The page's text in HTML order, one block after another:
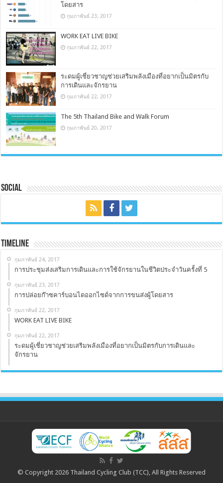
โดยสาร
กุมภาพันธ์ 23, 2017
WORK EAT LIVE BIKE
กุมภาพันธ์ 22, 2017
ระดมผู้เชี่ยวชาญช่วยเสริมพลังเมืองที่อยากเป็นมิตรกับ
การเดินและจักรยาน
กุมภาพันธ์ 22, 2017
The 5th Thailand Bike and Walk Forum
กุมภาพันธ์ 20, 2017
Social
Timeline
กุมภาพันธ์ 24, 2017
การประชุมส่งเสริมการเดินและการใช้จักรยานในชีวิตประจำวันครั้งที่ 5
กุมภาพันธ์ 23, 2017
การปล่อยก๊าซคาร์บอนไดออกไซด์จากการขนส่งผู้โดยสาร
กุมภาพันธ์ 22, 2017
WORK EAT LIVE BIKE
กุมภาพันธ์ 22, 2017
ระดมผู้เชี่ยวชาญช่วยเสริมพลังเมืองที่อยากเป็นมิตรกับการเดินและ
จักรยาน
© Copyright 2026 Thailand Cycling Club (TCC), All Rights Reserved